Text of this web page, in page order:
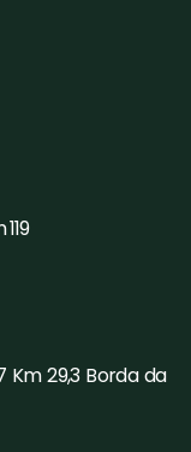
Km 29,3 Borda da